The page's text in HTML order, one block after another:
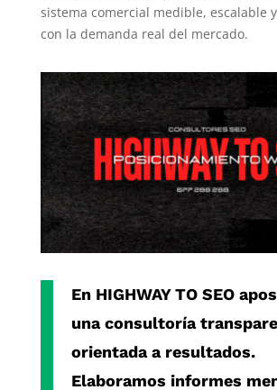
sistema comercial medible, escalable
con la demanda real del mercado.
En HIGHWAY TO SEO
una consultoría
orientada a resultados.
Elaboramos informes